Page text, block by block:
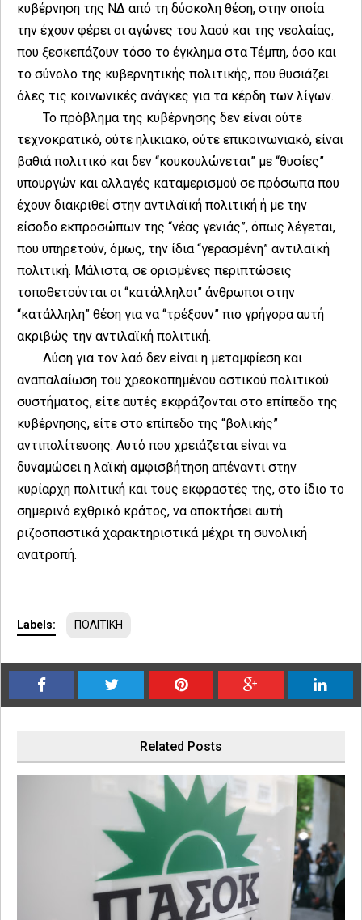
κυβέρνηση της ΝΔ από τη δύσκολη θέση, στην οποία
την έχουν φέρει οι αγώνες του λαού και της νεολαίας,
που ξεσκεπάζουν τόσο το έγκλημα στα Τέμπη, όσο και
το σύνολο της κυβερνητικής πολιτικής, που θυσιάζει
όλες τις κοινωνικές ανάγκες για τα κέρδη των λίγων.
Το πρόβλημα της κυβέρνησης δεν είναι ούτε
τεχνοκρατικό, ούτε ηλικιακό, ούτε επικοινωνιακό, είναι
βαθιά πολιτικό και δεν “κουκουλώνεται” με “θυσίες”
υπουργών και αλλαγές καταμερισμού σε πρόσωπα που
έχουν διακριθεί στην αντιλαϊκή πολιτική ή με την
είσοδο εκπροσώπων της “νέας γενιάς”, όπως λέγεται,
που υπηρετούν, όμως, την ίδια “γερασμένη” αντιλαϊκή
πολιτική. Μάλιστα, σε ορισμένες περιπτώσεις
τοποθετούνται οι “κατάλληλοι” άνθρωποι στην
“κατάλληλη” θέση για να “τρέξουν” πιο γρήγορα αυτή
ακριβώς την αντιλαϊκή πολιτική.
Λύση για τον λαό δεν είναι η μεταμφίεση και
αναπαλαίωση του χρεοκοπημένου αστικού πολιτικού
συστήματος, είτε αυτές εκφράζονται στο επίπεδο της
κυβέρνησης, είτε στο επίπεδο της “βολικής”
αντιπολίτευσης. Αυτό που χρειάζεται είναι να
δυναμώσει η λαϊκή αμφισβήτηση απέναντι στην
κυρίαρχη πολιτική και τους εκφραστές της, στο ίδιο το
σημερινό εχθρικό κράτος, να αποκτήσει αυτή
ριζοσπαστικά χαρακτηριστικά μέχρι τη συνολική
ανατροπή.
Labels: ΠΟΛΙΤΙΚΗ
Related Posts